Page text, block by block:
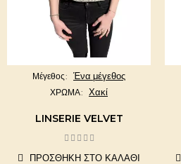
Μέγεθος Ένα μέγεθος
ΧΡΩΜΑ Χακί
LINSERIE VELVET
ΠΡΟΣΘΉΚΗ ΣΤΟ ΚΑΛΆΘΙ